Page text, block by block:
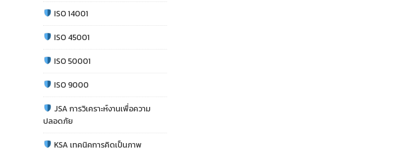
ISO 14001
ISO 45001
ISO 50001
ISO 9000
JSA การวิเคราะห์งานเพื่อความ
ปลอดภัย
KSA เทคนิคการคิดเป็นภาพ